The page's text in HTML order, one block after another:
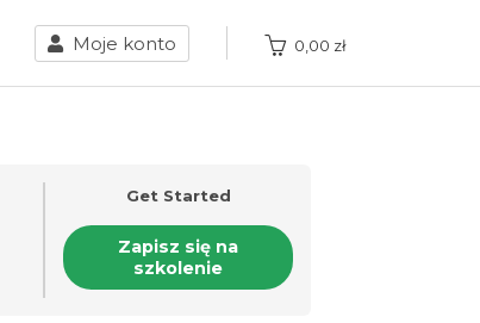
Moje konto 0,00 zł
Get Started
Zapisz się na
szkolenie